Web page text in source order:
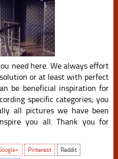
need here. We always effort
or at least with perfect
be beneficial inspiration for
specific categories; you
all pictures we have been
you all. Thank you for
Pinterest
Reddit